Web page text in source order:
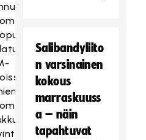
Salibandyliito
n varsinainen
kokous
marraskuuss
a – näin
tapahtuvat